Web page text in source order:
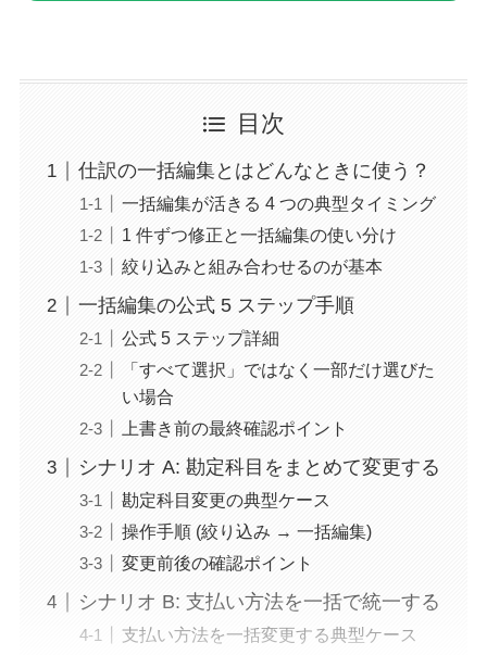
目次
仕訳の一括編集とはどんなときに使う？
一括編集が活きる 4 つの典型タイミング
1 件ずつ修正と一括編集の使い分け
絞り込みと組み合わせるのが基本
一括編集の公式 5 ステップ手順
公式 5 ステップ詳細
「すべて選択」ではなく一部だけ選びた
い場合
上書き前の最終確認ポイント
シナリオ A: 勘定科目をまとめて変更する
勘定科目変更の典型ケース
操作手順 (絞り込み → 一括編集)
変更前後の確認ポイント
シナリオ B: 支払い方法を一括で統一する
支払い方法を一括変更する典型ケース